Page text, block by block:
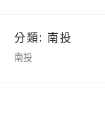
分類: 南投
南投